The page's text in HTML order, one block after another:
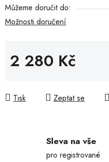
Můžeme doručit do:
Možnosti doručení
2 280 Kč
Tisk
Zeptat se
Sleva na vše
pro registrované